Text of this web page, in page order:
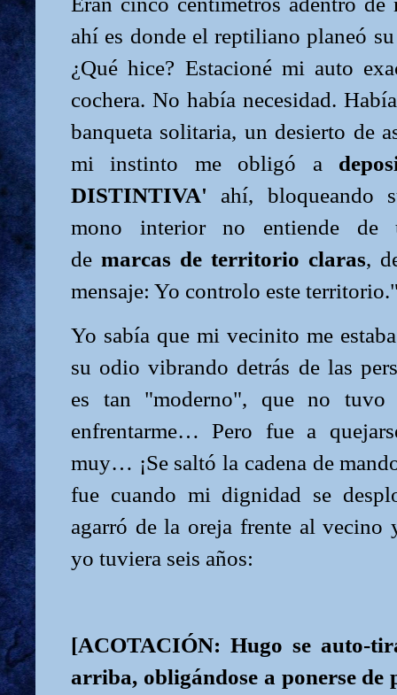
ahí es donde el reptiliano planeó
¿Qué hice? Estacioné mi auto
cochera. No había necesidad.
banqueta solitaria, un desierto de
mi instinto me obligó a
DISTINTIVA' ahí, bloqueando
mono interior no entiende de
de marcas de territorio claras,
mensaje: Yo controlo este
Yo sabía que mi vecinito me
su odio vibrando detrás de las
es tan "moderno", que no
enfrentarme… Pero fue a
muy… ¡Se saltó la cadena de
fue cuando mi dignidad se
agarró de la oreja frente al vecino
yo tuviera seis años:
[ACOTACIÓN: Hugo se auto-
arriba, obligándose a ponerse de